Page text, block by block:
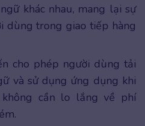
khác nhau, mang lại sự
dùng trong giao tiếp hàng
cho phép người dùng tải
và sử dụng ứng dụng khi
cần lo lắng về phí